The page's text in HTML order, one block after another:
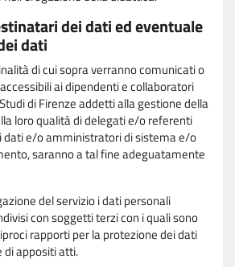
dei dati ed eventuale
dati
di cui sopra verranno comunicati o
ai dipendenti e collaboratori
di Firenze addetti alla gestione della
loro qualità di delegati e/o referenti
dati e/o amministratori di sistema e/o
saranno a tal fine adeguatamente
del servizio i dati personali
con soggetti terzi con i quali sono
rapporti per la protezione dei dati
di appositi atti.